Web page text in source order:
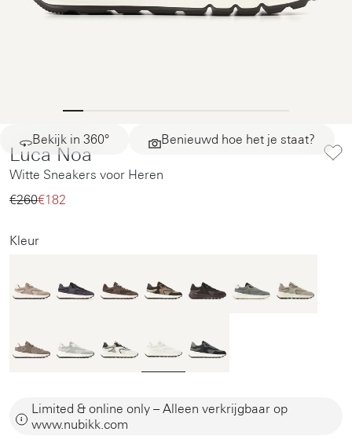
Bekijk in 360° Benieuwd hoe het je staat?
Luca Noa
Witte Sneakers voor Heren
€260‌€182‌
Kleur
Limited & online only – Alleen verkrijgbaar op
www.nubikk.com